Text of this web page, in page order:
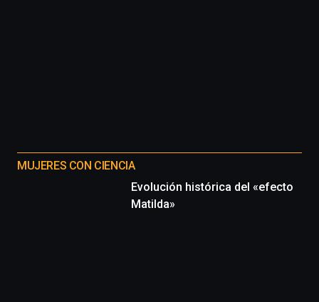
MUJERES CON CIENCIA
Evolución histórica del «efecto
Matilda»